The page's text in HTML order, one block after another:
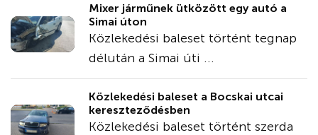
Mixer járműnek ütközött egy autó a
Simai úton
Közlekedési baleset történt tegnap
délután a Simai úti ...
Közlekedési baleset a Bocskai utcai
kereszteződésben
Közlekedési baleset történt szerda